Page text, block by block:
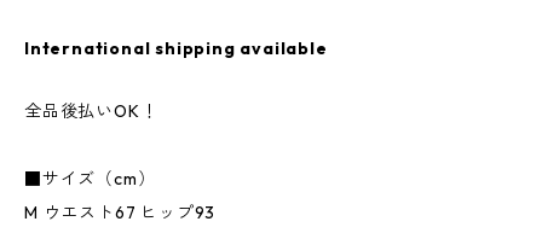
International shipping available
全品後払いOK！
■サイズ（cm）
M ウエスト67 ヒップ93